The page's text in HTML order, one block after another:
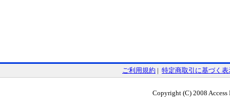
ご利用規約 | 特定商取引に基づく表
Copyright (C) 2008